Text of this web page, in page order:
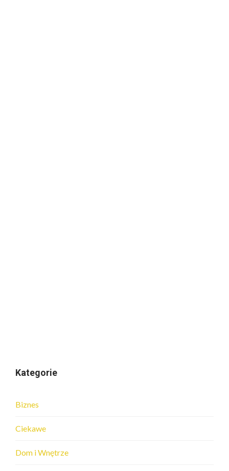
Kategorie
Biznes
Ciekawe
Dom i Wnętrze